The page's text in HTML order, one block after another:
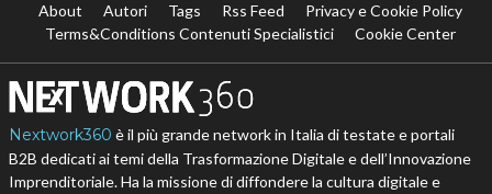
About Autori Tags Rss Feed
Privacy e Cookie Policy
Terms&Conditions Contenuti Specialistici
Cookie Center
Nextwork360 è il più grande network in Italia di testate e portali
B2B dedicati ai temi della Trasformazione Digitale e dell’Innovazione
Imprenditoriale. Ha la missione di diffondere la cultura digitale e